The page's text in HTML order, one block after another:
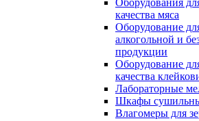
Оборудования
качества мяса
Оборудование
алкогольной и
продукции
Оборудование
качества
Лабораторные
Шкафы
Влагомеры для